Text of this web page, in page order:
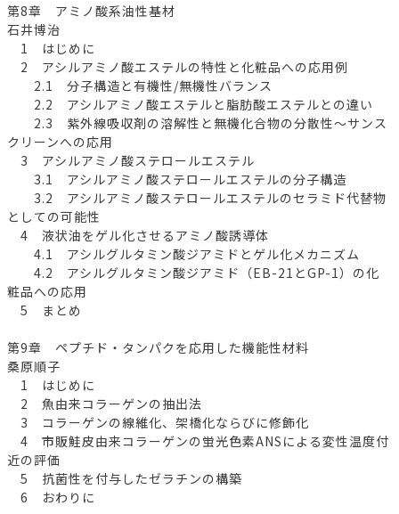
第8章 アミノ酸系油性基材
石井博治
1 はじめに
2 アシルアミノ酸エステルの特性と化粧品への応用例
2.1 分子構造と有機性/無機性バランス
2.2 アシルアミノ酸エステルと脂肪酸エステルとの違い
2.3 紫外線吸収剤の溶解性と無機化合物の分散性～サンス
クリーンへの応用
3 アシルアミノ酸ステロールエステル
3.1 アシルアミノ酸ステロールエステルの分子構造
3.2 アシルアミノ酸ステロールエステルのセラミド代替物
としての可能性
4 液状油をゲル化させるアミノ酸誘導体
4.1 アシルグルタミン酸ジアミドとゲル化メカニズム
4.2 アシルグルタミン酸ジアミド（EB-21とGP-1）の化
粧品への応用
5 まとめ
第9章 ペプチド・タンパクを応用した機能性材料
桑原順子
1 はじめに
2 魚由来コラーゲンの抽出法
3 コラーゲンの線維化、架橋化ならびに修飾化
4 市販鮭皮由来コラーゲンの蛍光色素ANSによる変性温度付
近の評価
5 抗菌性を付与したゼラチンの構築
6 おわりに